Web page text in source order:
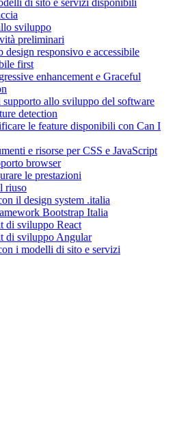
di sito e servizi disponibili
sviluppo
preliminari
design responsivo e accessibile
first
enhancement e Graceful
allo sviluppo del software
detection
le feature disponibili con Can I
e risorse per CSS e JavaScript
browser
le prestazioni
riuso
il design system .italia
Bootstrap Italia
di sviluppo React
di sviluppo Angular
i modelli di sito e servizi